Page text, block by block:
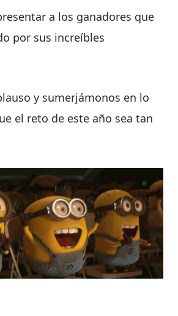
a los ganadores que
por sus increíbles
y sumerjámonos en lo
el reto de este año sea tan